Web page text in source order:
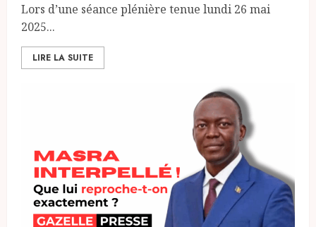
Lors d’une séance plénière tenue lundi 26 mai
2025...
LIRE LA SUITE